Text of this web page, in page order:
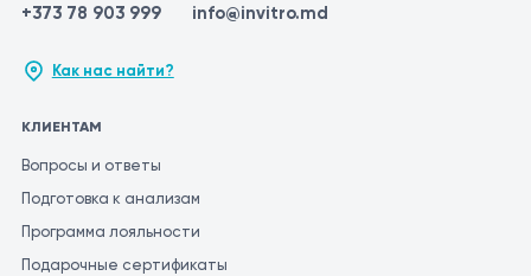
+373 78 903 999 info@invitro.md
Как нас найти?
КЛИЕНТАМ
Вопросы и ответы
Подготовка к анализам
Программа лояльности
Подарочные сертификаты